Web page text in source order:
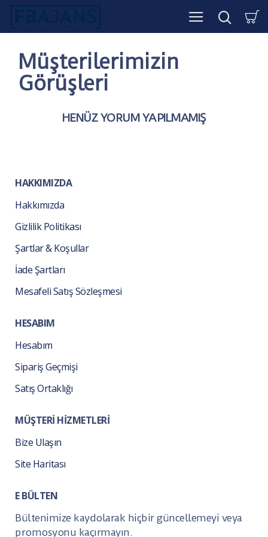
Müşterilerimizin
Görüşleri
HENÜZ YORUM YAPILMAMIŞ
HAKKIMIZDA
Hakkımızda
Gizlilik Politikası
Şartlar & Koşullar
İade Şartları
Mesafeli Satış Sözleşmesi
HESABIM
Hesabım
Sipariş Geçmişi
Satış Ortaklığı
MÜŞTERİ HİZMETLERİ
Bize Ulaşın
Site Haritası
E BÜLTEN
Bültenimize kaydolarak hiçbir güncellemeyi veya
promosyonu kaçırmayın.